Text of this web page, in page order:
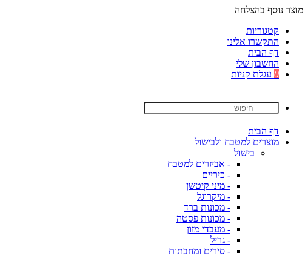
מוצר נוסף בהצלחה
קטגוריות
התקשרו אלינו
דף הבית
החשבון שלי
0 עגלת קניות
דף הבית
מוצרים למטבח ולבישול
בישול
- אביזרים למטבח
- כיריים
- מיני קיטשן
- מיקרוגל
- מכונות ברד
- מכונות פסטה
- מעבדי מזון
- גריל
- סירים ומחבתות